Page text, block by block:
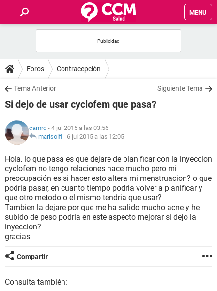
MENU
FOROS
SALUD
FAMILIA
NUTRICIÓN
BIENESTAR
SEXUALIDAD
GLOSARIO
Foros Contracepción
Tema Anterior Siguiente Tema
Si dejo de usar cyclofem que pasa?
camrq - 4 jul 2015 a las 03:56
marisolfl - 6 jul 2015 a las 12:05
Hola, lo que pasa es que dejare de planificar con la inyeccion
cyclofem no tengo relaciones hace mucho pero mi
preocupación es si hacer esto altera mi menstruacion? o que
podria pasar, en cuanto tiempo podria volver a planificar y
que otro metodo o el mismo tendria que usar?
Tambien la dejare por que me ha salido mucho acne y he
subido de peso podria en este aspecto mejorar si dejo la
inyeccion?
gracias!
Compartir
Consulta también: